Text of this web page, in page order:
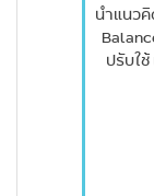
นำแนวคิ
ปรับใ